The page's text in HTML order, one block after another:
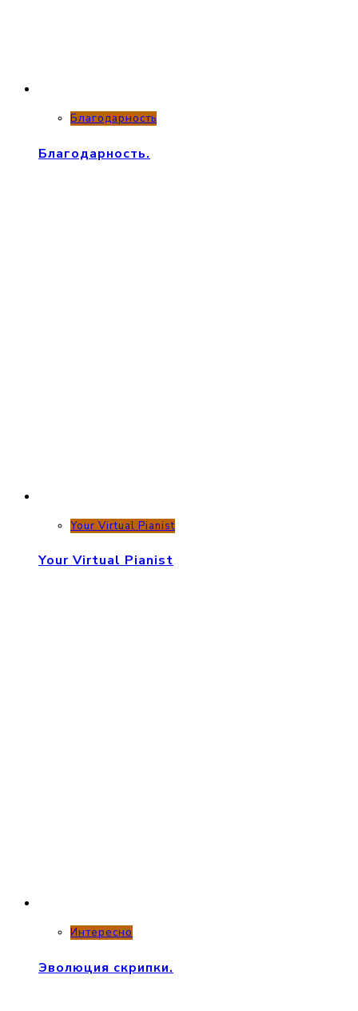
Благодарность
Благодарность.
Your Virtual Pianist
Your Virtual Pianist
Интересно
Эволюция скрипки.